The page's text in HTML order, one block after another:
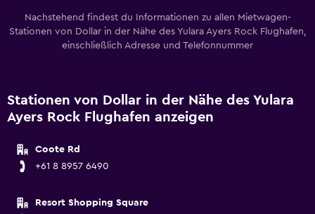
Nachstehend findest du Informationen zu allen Mietwagen-
Stationen von Dollar in der Nähe des Yulara Ayers Rock Flughafen,
einschließlich Adresse und Telefonnummer
Stationen von Dollar in der Nähe des Yulara
Ayers Rock Flughafen anzeigen
Coote Rd
+61 8 8957 6490
Resort Shopping Square